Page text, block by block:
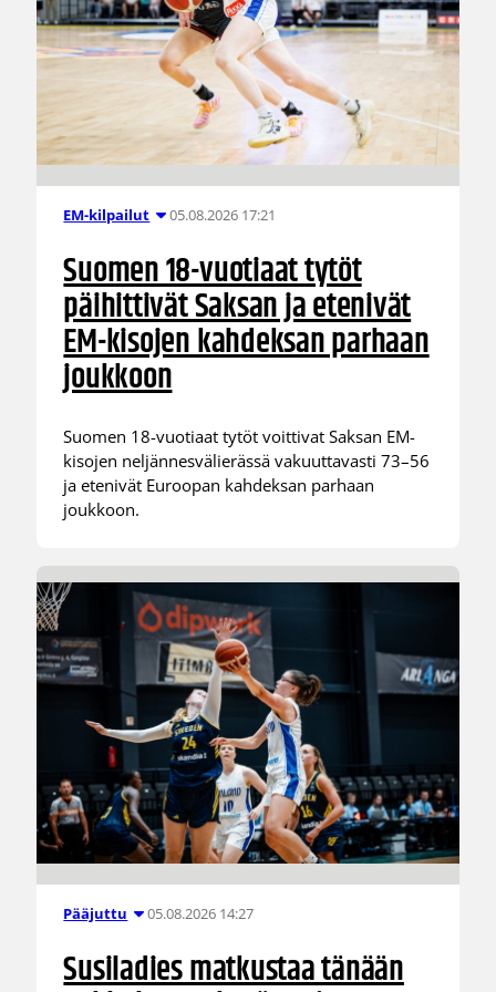
EM-kilpailut 05.08.2026 17:21
Suomen 18-vuotiaat tytöt
päihittivät Saksan ja etenivät
EM-kisojen kahdeksan parhaan
joukkoon
Suomen 18-vuotiaat tytöt voittivat Saksan EM-
kisojen neljännesvälierässä vakuuttavasti 73–56
ja etenivät Euroopan kahdeksan parhaan
joukkoon.
Pääjuttu 05.08.2026 14:27
Susiladies matkustaa tänään